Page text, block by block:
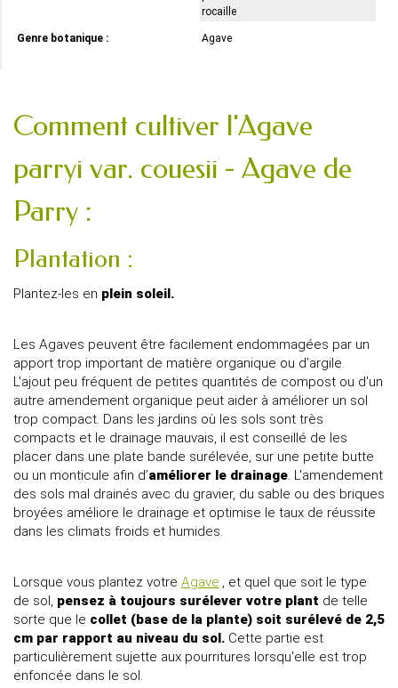
rocaille
Genre botanique : Agave
Comment cultiver l'Agave
parryi var. couesii - Agave de
Parry :
Plantation :
Plantez-les en plein soleil.
Les Agaves peuvent être facilement endommagées par un
apport trop important de matière organique ou d’argile.
L'ajout peu fréquent de petites quantités de compost ou d'un
autre amendement organique peut aider à améliorer un sol
trop compact. Dans les jardins où les sols sont très
compacts et le drainage mauvais, il est conseillé de les
placer dans une plate bande surélevée, sur une petite butte
ou un monticule afin d’améliorer le drainage. L'amendement
des sols mal drainés avec du gravier, du sable ou des briques
broyées améliore le drainage et optimise le taux de réussite
dans les climats froids et humides.
Lorsque vous plantez votre Agave , et quel que soit le type
de sol, pensez à toujours surélever votre plant de telle
sorte que le collet (base de la plante) soit surélevé de 2,5
cm par rapport au niveau du sol. Cette partie est
particulièrement sujette aux pourritures lorsqu'elle est trop
enfoncée dans le sol.